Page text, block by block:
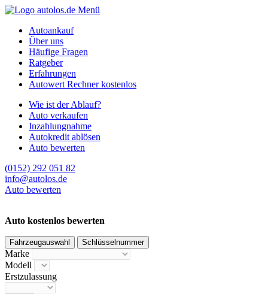
Menü
Autoankauf
Über uns
Häufige Fragen
Ratgeber
Erfahrungen
Autowert Rechner kostenlos
Wie ist der Ablauf?
Auto verkaufen
Inzahlungnahme
Autokredit ablösen
Auto bewerten
(0152) 292 051 82
info@autolos.de
Auto bewerten
Auto kostenlos bewerten
Fahrzeugauswahl Schlüsselnummer
Marke
Modell
Erstzulassung